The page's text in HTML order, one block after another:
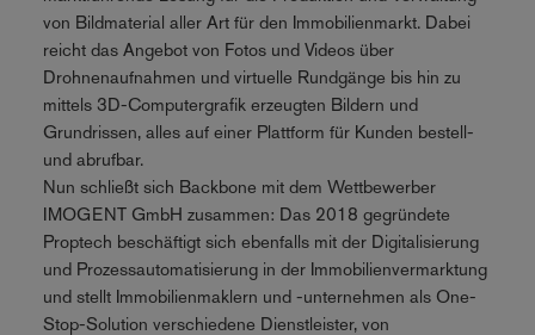
von Bildmaterial aller Art für den Immobilienmarkt. Dabei
reicht das Angebot von Fotos und Videos über
Drohnenaufnahmen und virtuelle Rundgänge bis hin zu
mittels 3D-Computergrafik erzeugten Bildern und
Grundrissen, alles auf einer Plattform für Kunden bestell-
und abrufbar.
Nun schließt sich Backbone mit dem Wettbewerber
IMOGENT GmbH zusammen: Das 2018 gegründete
Proptech beschäftigt sich ebenfalls mit der Digitalisierung
und Prozessautomatisierung in der Immobilienvermarktung
und stellt Immobilienmaklern und -unternehmen als One-
Stop-Solution verschiedene Dienstleister, von